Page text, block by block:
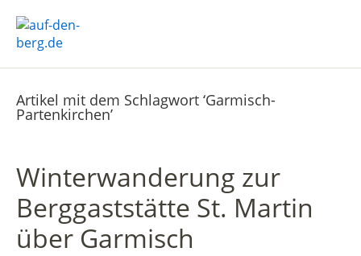
Artikel mit dem Schlagwort ‘Garmisch-
Partenkirchen’
Winterwanderung zur
Berggaststätte St. Martin
über Garmisch